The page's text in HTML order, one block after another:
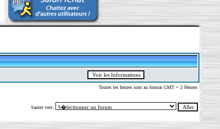
Toutes les heures sont au format GMT + 2 Heures
Sauter vers: